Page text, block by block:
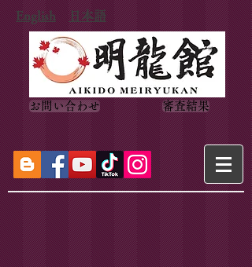
English 日本語
お問い合わせ 審査結果